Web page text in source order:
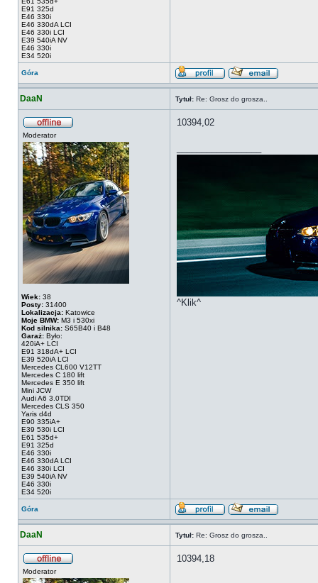
E91 325d
E46 330i
E46 330dA LCI
E46 330i LCI
E39 540iA NV
E46 330i
E34 520i
Góra
DaaN Tytuł: Re: Grosz do grosza..
Moderator
Wiek: 38
Posty: 31400
Lokalizacja: Katowice
Moje BMW: M3 i 530xi
Kod silnika: S65B40 i B48
Garaż: Było:
420iA+ LCI
E91 318dA+ LCI
E39 520iA LCI
Mercedes CL600 V12TT
Mercedes C 180 lift
Mercedes E 350 lift
Mini JCW
Audi A6 3.0TDI
Mercedes CLS 350
Yaris d4d
E90 335iA+
E39 530i LCI
E61 535d+
E91 325d
E46 330i
E46 330dA LCI
E46 330i LCI
E39 540iA NV
E46 330i
E34 520i
10394,02
^Klik^
Góra
DaaN Tytuł: Re: Grosz do grosza..
Moderator
10394,18